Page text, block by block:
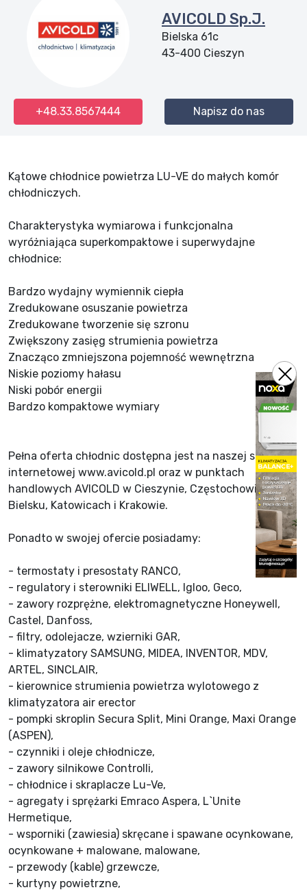
AVICOLD Sp.J.
Bielska 61c
43-400 Cieszyn
+48.33.8567444 Napisz do nas
Kątowe chłodnice powietrza LU-VE do małych komór
chłodniczych.
Charakterystyka wymiarowa i funkcjonalna
wyróżniająca superkompaktowe i superwydajne
chłodnice:
Bardzo wydajny wymiennik ciepła
Zredukowane osuszanie powietrza
Zredukowane tworzenie się szronu
Zwiększony zasięg strumienia powietrza
Znacząco zmniejszona pojemność wewnętrzna
Niskie poziomy hałasu
Niski pobór energii
Bardzo kompaktowe wymiary
Pełna oferta chłodnic dostępna jest na naszej stronie
internetowej www.avicold.pl oraz w punktach
handlowych AVICOLD w Cieszynie, Częstochowie,
Bielsku, Katowicach i Krakowie.
Ponadto w swojej ofercie posiadamy:
- termostaty i presostaty RANCO,
- regulatory i sterowniki ELIWELL, Igloo, Geco,
- zawory rozprężne, elektromagnetyczne Honeywell,
Castel, Danfoss,
- filtry, odolejacze, wzierniki GAR,
- klimatyzatory SAMSUNG, MIDEA, INVENTOR, MDV,
ARTEL, SINCLAIR,
- kierownice strumienia powietrza wylotowego z
klimatyzatora air erector
- pompki skroplin Secura Split, Mini Orange, Maxi Orange
(ASPEN),
- czynniki i oleje chłodnicze,
- zawory silnikowe Controlli,
- chłodnice i skraplacze Lu-Ve,
- agregaty i sprężarki Emraco Aspera, L`Unite
Hermetique,
- wsporniki (zawiesia) skręcane i spawane ocynkowane,
ocynkowane + malowane, malowane,
- przewody (kable) grzewcze,
- kurtyny powietrzne,